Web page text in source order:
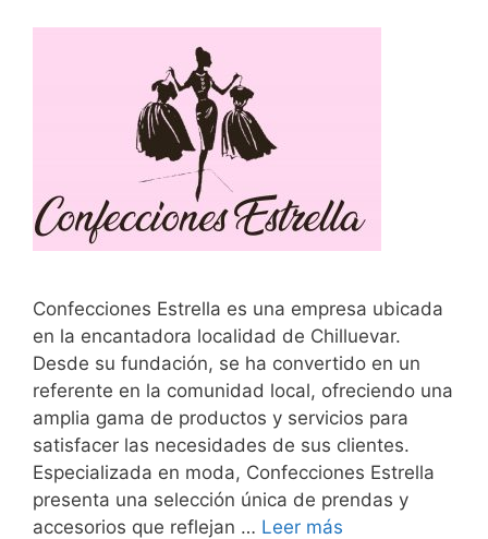
Confecciones Estrella es una empresa ubicada
en la encantadora localidad de Chilluevar.
Desde su fundación, se ha convertido en un
referente en la comunidad local, ofreciendo una
amplia gama de productos y servicios para
satisfacer las necesidades de sus clientes.
Especializada en moda, Confecciones Estrella
presenta una selección única de prendas y
accesorios que reflejan … Leer más